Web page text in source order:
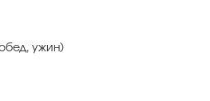
ужин)